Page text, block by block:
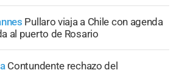
Pullaro viaja a Chile con agenda
al puerto de Rosario
Contundente rechazo del